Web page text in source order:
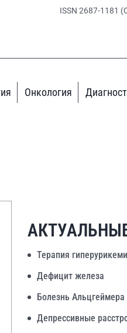
ISSN 2687-1181
Онкология
Терапия
Дефицит железа
Болезнь Альцгеймера
Депрессивные